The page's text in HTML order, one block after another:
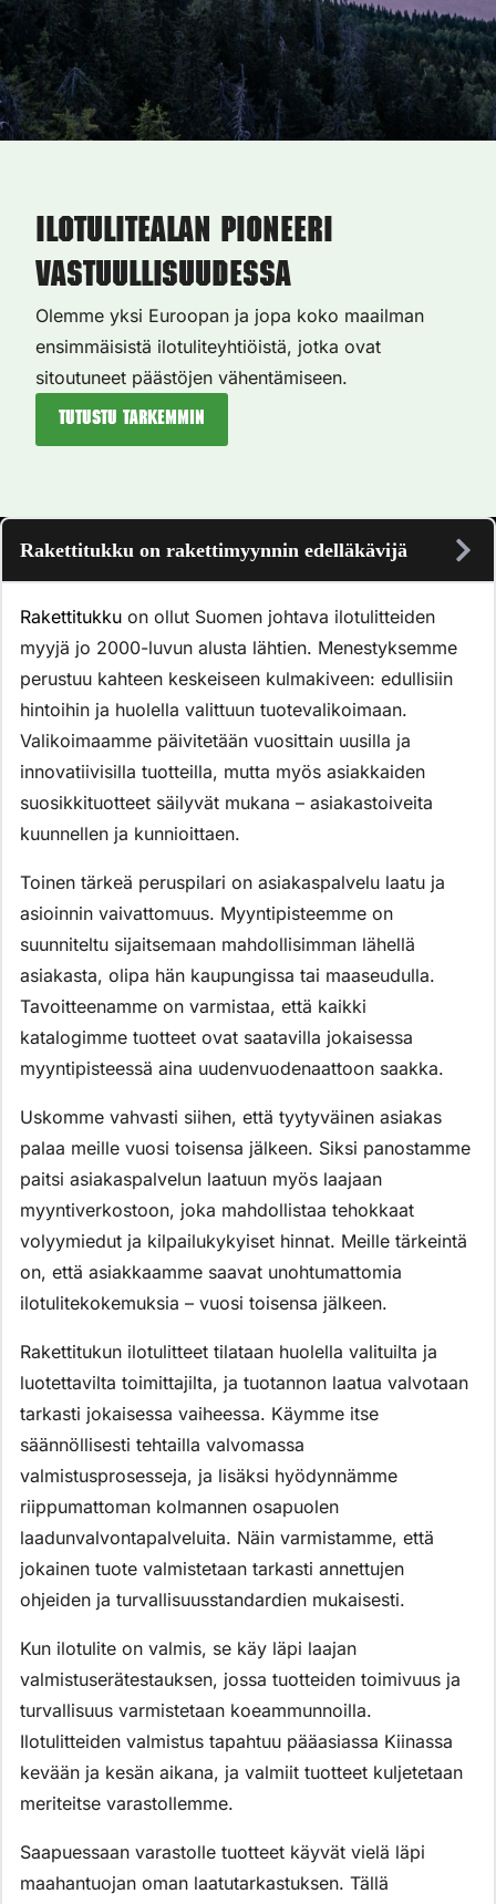
Ilotulitealan pioneeri
vastuullisuudessa
Olemme yksi Euroopan ja jopa koko maailman
ensimmäisistä ilotuliteyhtiöistä, jotka ovat
sitoutuneet päästöjen vähentämiseen.
Tutustu tarkemmin
Rakettitukku on rakettimyynnin edelläkävijä
Rakettitukku on ollut Suomen johtava ilotulitteiden
myyjä jo 2000-luvun alusta lähtien. Menestyksemme
perustuu kahteen keskeiseen kulmakiveen: edullisiin
hintoihin ja huolella valittuun tuotevalikoimaan.
Valikoimaamme päivitetään vuosittain uusilla ja
innovatiivisilla tuotteilla, mutta myös asiakkaiden
suosikkituotteet säilyvät mukana – asiakastoiveita
kuunnellen ja kunnioittaen.
Toinen tärkeä peruspilari on asiakaspalvelu laatu ja
asioinnin vaivattomuus. Myyntipisteemme on
suunniteltu sijaitsemaan mahdollisimman lähellä
asiakasta, olipa hän kaupungissa tai maaseudulla.
Tavoitteenamme on varmistaa, että kaikki
katalogimme tuotteet ovat saatavilla jokaisessa
myyntipisteessä aina uudenvuodenaattoon saakka.
Uskomme vahvasti siihen, että tyytyväinen asiakas
palaa meille vuosi toisensa jälkeen. Siksi panostamme
paitsi asiakaspalvelun laatuun myös laajaan
myyntiverkostoon, joka mahdollistaa tehokkaat
volyymiedut ja kilpailukykyiset hinnat. Meille tärkeintä
on, että asiakkaamme saavat unohtumattomia
ilotulitekokemuksia – vuosi toisensa jälkeen.
Rakettitukun ilotulitteet tilataan huolella valituilta ja
luotettavilta toimittajilta, ja tuotannon laatua valvotaan
tarkasti jokaisessa vaiheessa. Käymme itse
säännöllisesti tehtailla valvomassa
valmistusprosesseja, ja lisäksi hyödynnämme
riippumattoman kolmannen osapuolen
laadunvalvontapalveluita. Näin varmistamme, että
jokainen tuote valmistetaan tarkasti annettujen
ohjeiden ja turvallisuusstandardien mukaisesti.
Kun ilotulite on valmis, se käy läpi laajan
valmistuserätestauksen, jossa tuotteiden toimivuus ja
turvallisuus varmistetaan koeammunnoilla.
Ilotulitteiden valmistus tapahtuu pääasiassa Kiinassa
kevään ja kesän aikana, ja valmiit tuotteet kuljetetaan
meriteitse varastollemme.
Saapuessaan varastolle tuotteet käyvät vielä läpi
maahantuojan oman laatutarkastuksen. Tällä